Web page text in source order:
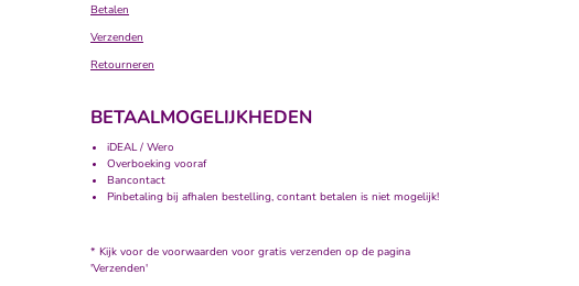
Betalen
Verzenden
Retourneren
BETAALMOGELIJKHEDEN
iDEAL / Wero
Overboeking vooraf
Bancontact
Pinbetaling bij afhalen bestelling, contant betalen is niet mogelijk!
* Kijk voor de voorwaarden voor gratis verzenden op de pagina
'Verzenden'